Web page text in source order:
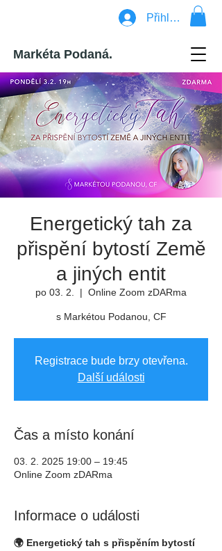
Přihlásit se
Markéta Podaná.
Energetický tah za
přispění bytostí Země
a jiných entit
po 03. 2.
  |
Online Zoom zDARma
s Markétou Podanou, CF
Registrace bude brzy otevřena.
Další události
Čas a místo konání
03. 2. 2025 19:00 – 19:45
Online Zoom zDARma
Informace o události
🌍 Energetický tah s přispěním bytostí